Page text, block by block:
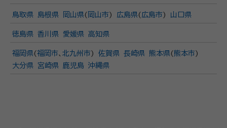
鳥取県 島根県 岡山県( 岡山市) 広島県( 広島市) 山口県
徳島県 香川県 愛媛県 高知県
福岡県(福岡市、 北九州市) 佐賀県 長崎県 熊本県(熊本市)
大分県
宮崎県 鹿児島 沖縄県